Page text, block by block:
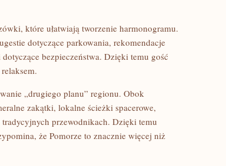
które ułatwiają tworzenie harmonogramu.
dotyczące parkowania, rekomendacje
bezpieczeństwa. Dzięki temu gość
„drugiego planu” regionu. Obok
zakątki, lokalne ścieżki spacerowe,
przewodnikach. Dzięki temu
że Pomorze to znacznie więcej niż